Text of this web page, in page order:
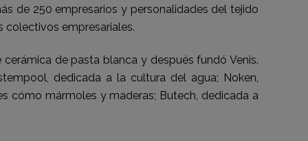
de 250 empresarios y personalidades del tejido
colectivos empresariales.
de pasta blanca y después fundó Venis.
dedicada a la cultura del agua; Noken,
cómo mármoles y maderas; Butech, dedicada a